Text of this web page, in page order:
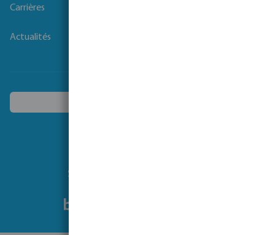
Carrières
Actualités
Suivez-nous